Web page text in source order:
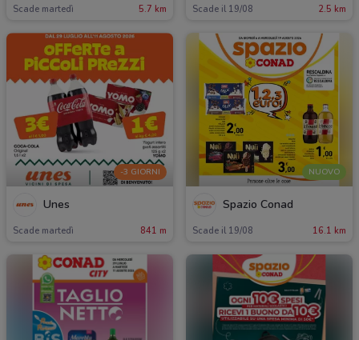
Scade martedì 5.7 km Scade il 19/08 2.5 km
-3 GIORNI
Unes
Scade martedì 841 m
NUOVO
Spazio Conad
Scade il 19/08 16.1 km